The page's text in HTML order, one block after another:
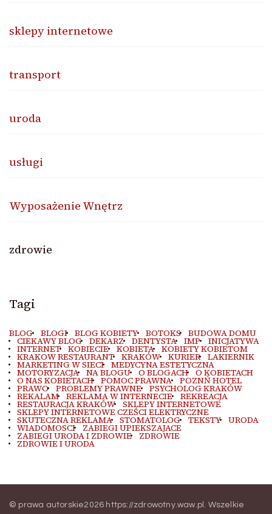
sklepy internetowe
transport
uroda
usługi
Wyposażenie Wnętrz
zdrowie
Tagi
BLOG BLOGI BLOG KOBIETY BOTOKS BUDOWA DOMU
CIEKAWY BLOG DEKARZ DENTYSTA IMP INICJATYWA
INTERNET KOBIECIE KOBIETA KOBIETY KOBIETOM
KRAKOW RESTAURANT KRAKÓW KURIER LAKIERNIK
MARKETING W SIECI MEDYCYNA ESTETYCZNA
MOTORYZACJA NA BLOGU O BLOGACH O KOBIETACH
O NAS KOBIETACH POMOC PRAWNA POZNŃ HOTEL
PRAWO PROBLEMY PRAWNE PSYCHOLOG KRAKÓW
REKALAM REKLAMA W INTERNECIE REKREACJA
RESTAURACJA KRAKÓW SKLEPY INTERNETOWE
SKLEPY INTERNETOWE CZEŚCI ELEKTRYCZNE
SKUTECZNA REKLAMA STOMATOLOG TEKSTY URODA
WIADOMOSCI ZABIEGI UPIEKSZAJACE
ZABIEGI URODA I ZDROWIE ZDROWIE
ZDROWIE I URODA
© prawa autorskie2026 https://zdrowotny.waw.pl . Wszelkie